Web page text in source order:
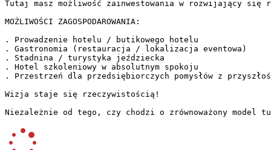
Tutaj masz możliwość zainwestowania w rozwijający
MOŻLIWOŚCI ZAGOSPODAROWANIA:
. Prowadzenie hotelu / butikowego hotelu
. Gastronomia (restauracja / lokalizacja eventowa)
. Stadnina / turystyka jeździecka
. Hotel szkoleniowy w absolutnym spokoju
. Przestrzeń dla przedsiębiorczych pomysłów z
Wizja staje się rzeczywistością!
Niezależnie od tego, czy chodzi o zrównoważony model